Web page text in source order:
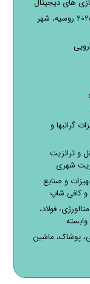
های دیجیتال
نمایشگاه دامپروری و کشاورزی آگرو ولگا ۲۰۲۵ روسیه، شهر
گرانبها و
و ترانزیت
شهری
و صنایع
و کافی شاپ
فولاد،
پوشاک، ماشین